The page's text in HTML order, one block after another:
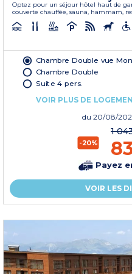
Optez pour un séjour hôtel haut de
couverte chauffée, sauna, hammam,
Chambre Double vue
Chambre Double
Suite 4 pers.
VOIR PLUS DE
du 20/08/
-20%
1
Payez
VOIR LES